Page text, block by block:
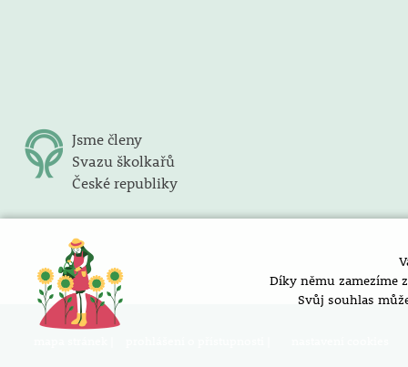
Jsme členy
Svazu školkařů
České republiky
Díky němu zamezíme
Svůj souhlas